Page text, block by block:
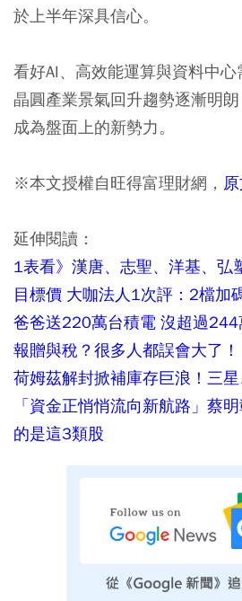
於上半年深具信心。
看好AI、高效能運算與資料中
晶圓產業景氣回升趨勢逐漸明
成為盤面上的新勢力。
※本文授權自旺得富理財網，
延伸閱讀：
1表看》漢唐、志聖、洋基、弘
目標價 大咖法人1次評：2檔加
爸爸送220萬台積電 沒超過244
報贈與稅？很多人都誤會大了！
荷姆茲解封掀補庫存巨浪！三
「資金正悄悄流向新航路」蔡
的是這3類股